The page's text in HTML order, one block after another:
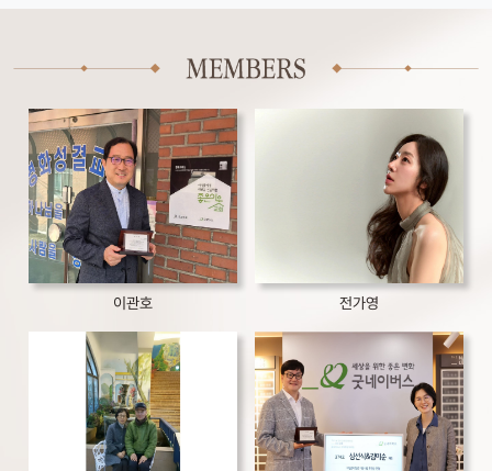
이관호 전가영